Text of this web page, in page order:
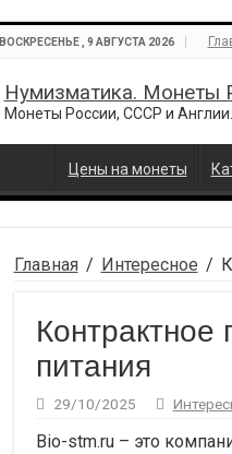
ВОСКРЕСЕНЬЕ , 9 АВГУСТА 2026
Нумизматика. Монеты
Монеты России, СССР и
Цены на монеты
Главная / Интересное /
Контрактное
питания
29/10/2025
Bio-stm.ru – это